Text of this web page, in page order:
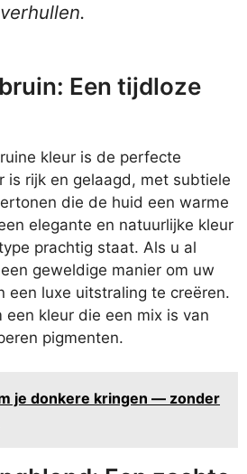
Een tijdloze
kleur is de perfecte
is rijk en gelaagd, met subtiele
die de huid een warme
elegante en natuurlijke kleur
prachtig staat. Als u al
geweldige manier om uw
een luxe uitstraling te creëren.
een kleur die een mix is van
pigmenten.
je donkere kringen — zonder